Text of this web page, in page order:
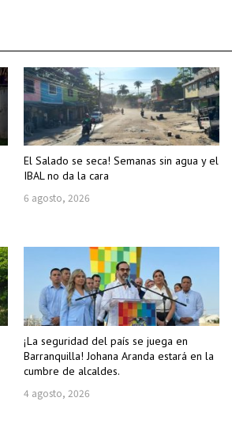
El Salado se seca! Semanas sin agua y el
IBAL no da la cara
6 agosto, 2026
¡La seguridad del país se juega en
Barranquilla! Johana Aranda estará en la
cumbre de alcaldes.
4 agosto, 2026